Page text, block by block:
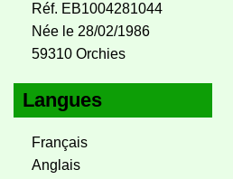
Réf. EB1004281044
Née le 28/02/1986
59310 Orchies
Langues
Français
Anglais